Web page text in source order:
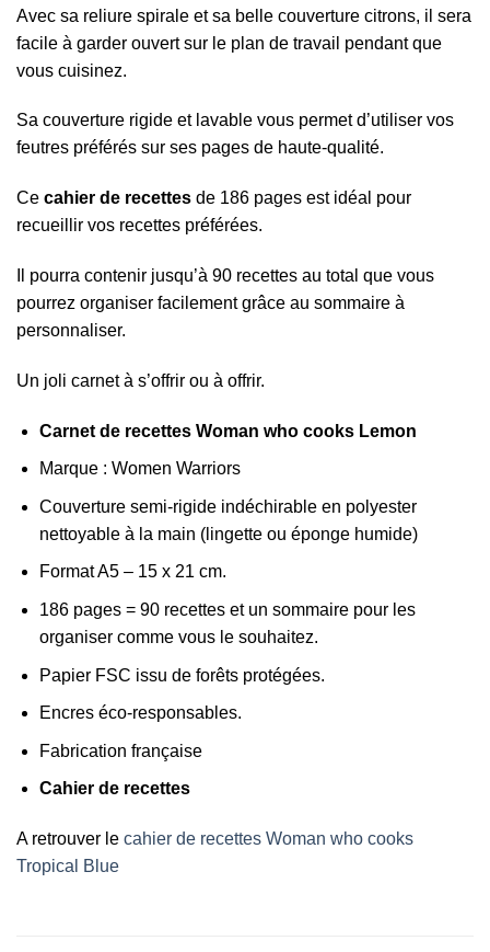
Avec sa reliure spirale et sa belle couverture citrons, il sera
facile à garder ouvert sur le plan de travail pendant que
vous cuisinez.
Sa couverture rigide et lavable vous permet d’utiliser vos
feutres préférés sur ses pages de haute-qualité.
Ce cahier de recettes de 186 pages est idéal pour
recueillir vos recettes préférées.
Il pourra contenir jusqu’à 90 recettes au total que vous
pourrez organiser facilement grâce au sommaire à
personnaliser.
Un joli carnet à s’offrir ou à offrir.
Carnet de recettes Woman who cooks Lemon
Marque : Women Warriors
Couverture semi-rigide indéchirable en polyester
nettoyable à la main (lingette ou éponge humide)
Format A5 – 15 x 21 cm.
186 pages = 90 recettes et un sommaire pour les
organiser comme vous le souhaitez.
Papier FSC issu de forêts protégées.
Encres éco-responsables.
Fabrication française
Cahier de recettes
A retrouver le cahier de recettes Woman who cooks
Tropical Blue